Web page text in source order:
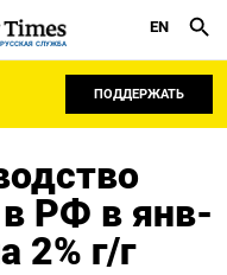
РУССКАЯ СЛУЖБА
EN
ПОДДЕРЖАТЬ
в РФ в янв-
2% г/г